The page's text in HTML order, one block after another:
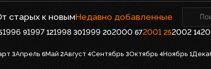
старых к новымНедавно добавленные
1996 91997 121998 301999 202000 672001 252002 14
3Апрель 6Май 2Август 4Сентябрь 3Октябрь 4Ноябрь 1